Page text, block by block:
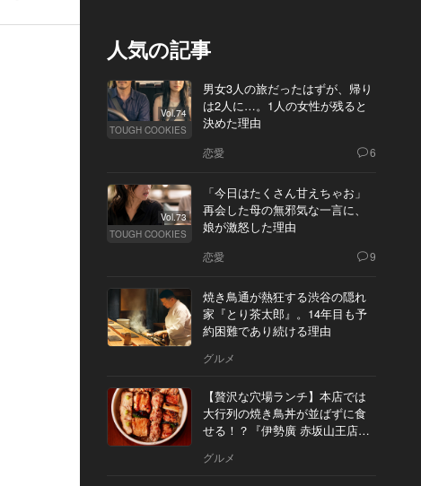
人気の記事
Vol.74
TOUGH COOKIES
男女3人の旅だったはずが、帰り
は2人に…。1人の女性が残ると
決めた理由
恋愛 6
Vol.73
TOUGH COOKIES
「今日はたくさん甘えちゃお」
再会した母の無邪気な一言に、
娘が激怒した理由
恋愛 9
焼き鳥通が熱狂する渋谷の隠れ
家『とり茶太郎』。14年目も予
約困難であり続ける理由
グルメ
【贅沢な穴場ランチ】本店では
大行列の焼き鳥丼が並ばずに食
せる！？『伊勢廣 赤坂山王店』
グルメ